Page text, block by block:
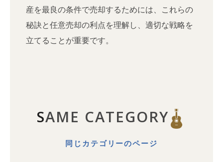
産を最良の条件で売却するためには、これらの
秘訣と任意売却の利点を理解し、適切な戦略を
立てることが重要です。
同じカテゴリーのページ
SAME CATEGORY